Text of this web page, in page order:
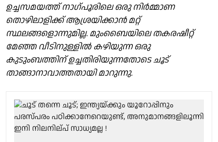
ഉച്ചസമയത്ത് നാഗ്പൂരിലെ ഒരു നിർമ്മാണ
തൊഴിലാളിക്ക് ആശ്രയിക്കാൻ മറ്റ്
സ്ഥലങ്ങളൊന്നുമില്ല. മുംബൈയിലെ തകരഷീറ്റ്
മേഞ്ഞ വീടിനുള്ളിൽ കഴിയുന്ന ഒരു
കുടുംബത്തിന് ഉച്ചതിരിയുന്നതോടെ ചൂട്
താങ്ങാനാവാത്തതായി മാറുന്നു.